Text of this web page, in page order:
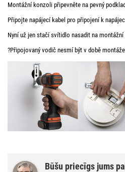
Montážní konzoli připevněte na pevný
Připojte napájecí kabel pro připojení k
Nyní už jen stačí svítidlo nasadit na
?Připojovaný vodič nesmí být v době
Būšu priecīgs jums